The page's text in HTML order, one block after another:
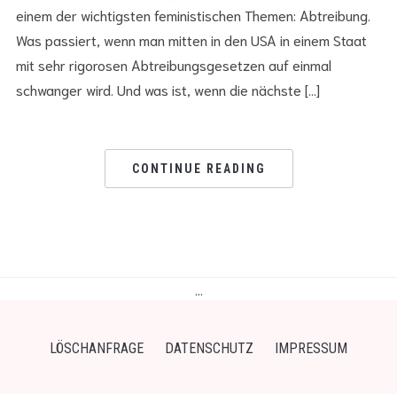
einem der wichtigsten feministischen Themen: Abtreibung.
Was passiert, wenn man mitten in den USA in einem Staat
mit sehr rigorosen Abtreibungsgesetzen auf einmal
schwanger wird. Und was ist, wenn die nächste […]
CONTINUE READING
LÖSCHANFRAGE DATENSCHUTZ IMPRESSUM